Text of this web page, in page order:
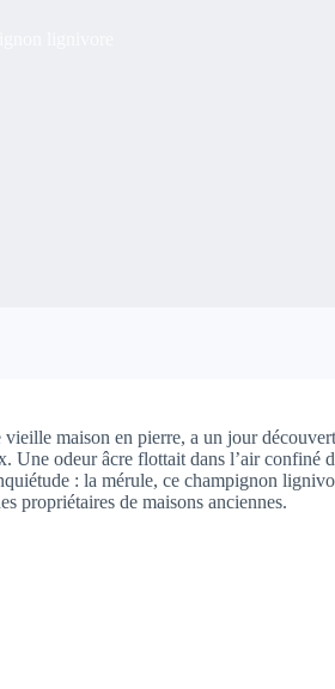
maison en pierre, a un jour
odeur âcre flottait dans l’air confiné
: la mérule, ce champignon
propriétaires de maisons anciennes.